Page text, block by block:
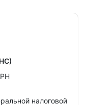
налоговой